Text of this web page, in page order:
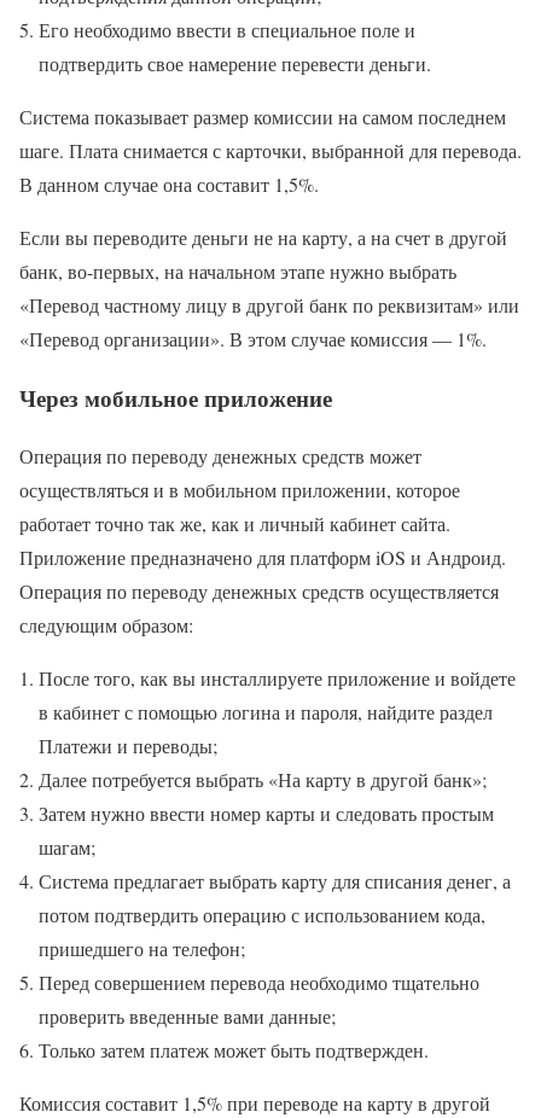
Его необходимо ввести в специальное поле и
подтвердить свое намерение перевести деньги.
Система показывает размер комиссии на самом последнем
шаге. Плата снимается с карточки, выбранной для перевода.
В данном случае она составит 1,5%.
Если вы переводите деньги не на карту, а на счет в другой
банк, во-первых, на начальном этапе нужно выбрать
«Перевод частному лицу в другой банк по реквизитам» или
«Перевод организации». В этом случае комиссия — 1%.
Через мобильное приложение
Операция по переводу денежных средств может
осуществляться и в мобильном приложении, которое
работает точно так же, как и личный кабинет сайта.
Приложение предназначено для платформ iOS и Андроид.
Операция по переводу денежных средств осуществляется
следующим образом:
После того, как вы инсталлируете приложение и войдете
в кабинет с помощью логина и пароля, найдите раздел
Платежи и переводы;
Далее потребуется выбрать «На карту в другой банк»;
Затем нужно ввести номер карты и следовать простым
шагам;
Система предлагает выбрать карту для списания денег, а
потом подтвердить операцию с использованием кода,
пришедшего на телефон;
Перед совершением перевода необходимо тщательно
проверить введенные вами данные;
Только затем платеж может быть подтвержден.
Комиссия составит 1,5% при переводе на карту в другой